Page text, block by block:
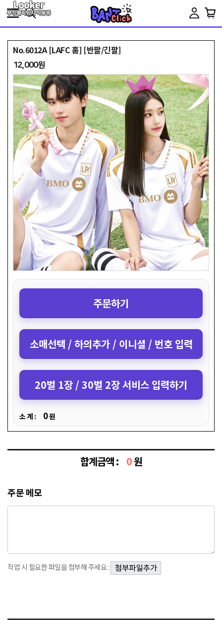
Toggle
No.6012A [LAFC 홈] [반팔/긴팔]
12,000원
주문하기
소매선택 / 하의추가 / 이니셜 / 번호 입력
20벌 1장 / 30벌 2장 서비스 입력하기
소 계 : 0원
합계금액 : 0원
주문 메모
작업 시 필요한 파일을 첨부해 주세요 :